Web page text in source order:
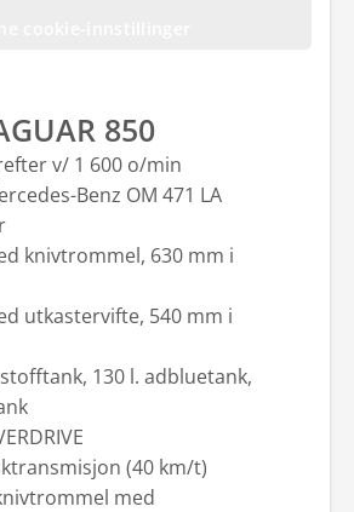
cookie-innstillinger
850
v/ 1 600 o/min
Benz OM 471 LA
knivtrommel, 630 mm i
utkastervifte, 540 mm i
130 l. adbluetank,
(40 km/t)
med